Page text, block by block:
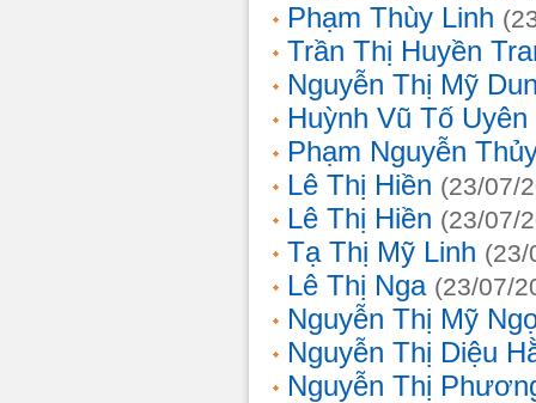
Phạm Thùy Linh
Trần Thị Huyền
Nguyễn Thị Mỹ
Huỳnh Vũ Tố Uyên
Phạm Nguyễn
Lê Thị Hiền (23/07/
Lê Thị Hiền (23/07/
Tạ Thị Mỹ Linh (23/
Lê Thị Nga (23/07/
Nguyễn Thị Mỹ
Nguyễn Thị Diệu
Nguyễn Thị